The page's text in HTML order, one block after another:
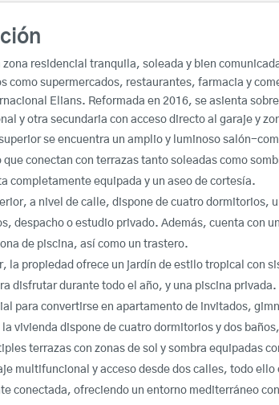
zona residencial tranquila, soleada y bien
como supermercados, restaurantes, farmacia y
Elians. Reformada en 2016, se asienta
y otra secundaria con acceso directo al garaje y
se encuentra un amplio y luminoso salón-
que conectan con terrazas tanto soleadas como
completamente equipada y un aseo de cortesía.
a nivel de calle, dispone de cuatro dormitorios,
despacho o estudio privado. Además, cuenta con
de piscina, así como un trastero.
la propiedad ofrece un jardín de estilo tropical con
disfrutar durante todo el año, y una piscina
para convertirse en apartamento de invitados,
la vivienda dispone de cuatro dormitorios y dos
terrazas con zonas de sol y sombra equipadas
multifuncional y acceso desde dos calles, todo
conectada, ofreciendo un entorno mediterráneo